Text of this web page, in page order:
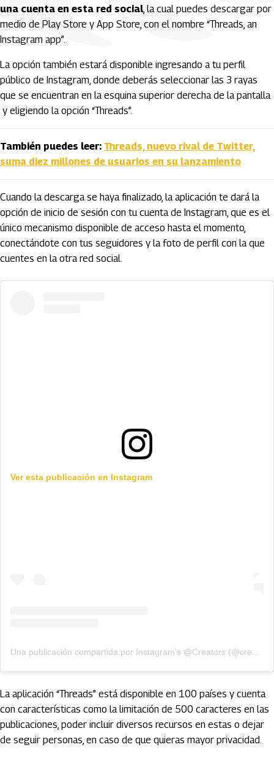
una cuenta en esta red social, la cual puedes descargar por
medio de Play Store y App Store, con el nombre “Threads, an
Instagram app”.
La opción también estará disponible ingresando a tu perfil
público de Instagram, donde deberás seleccionar las 3 rayas
que se encuentran en la esquina superior derecha de la pantalla
y eligiendo la opción “Threads”.
También puedes leer: Threads, nuevo rival de Twitter,
suma diez millones de usuarios en su lanzamiento
Cuando la descarga se haya finalizado, la aplicación te dará la
opción de inicio de sesión con tu cuenta de Instagram, que es el
único mecanismo disponible de acceso hasta el momento,
conectándote con tus seguidores y la foto de perfil con la que
cuentes en la otra red social.
Ver esta publicación en Instagram
Una publicación compartida por Instagram’s @Creators (@creators)
La aplicación “Threads” está disponible en 100 países y cuenta
con características como la limitación de 500 caracteres en las
publicaciones, poder incluir diversos recursos en estas o dejar
de seguir personas, en caso de que quieras mayor privacidad.